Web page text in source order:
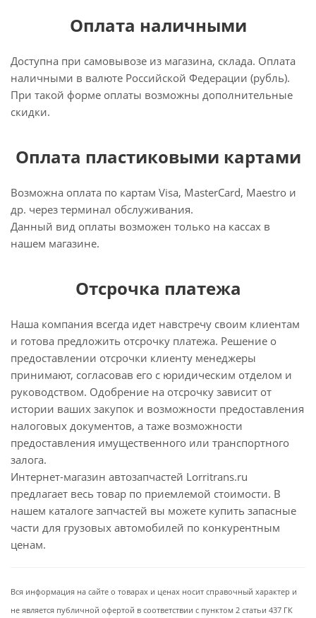
Оплата наличными
Доступна при самовывозе из магазина, склада. Оплата
наличными в валюте Российской Федерации (рубль).
При такой форме оплаты возможны дополнительные
скидки.
Оплата пластиковыми картами
Возможна оплата по картам Visa, MasterCard, Maestro и
др. через терминал обслуживания.
Данный вид оплаты возможен только на кассах в
нашем магазине.
Отсрочка платежа
Наша компания всегда идет навстречу своим клиентам
и готова предложить отсрочку платежа. Решение о
предоставлении отсрочки клиенту менеджеры
принимают, согласовав его с юридическим отделом и
руководством. Одобрение на отсрочку зависит от
истории ваших закупок и возможности предоставления
налоговых документов, а таже возможности
предоставления имущественного или транспортного
залога.
Интернет-магазин автозапчастей Lorritrans.ru
предлагает весь товар по приемлемой стоимости. В
нашем каталоге запчастей вы можете купить запасные
части для грузовых автомобилей по конкурентным
ценам.
Вся информация на сайте о товарах и ценах носит справочный характер и
не является публичной офертой в соответствии с пунктом 2 статьи 437 ГК